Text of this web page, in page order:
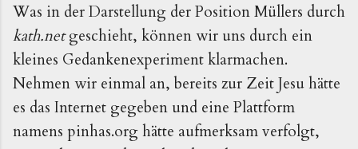
Was in der Darstellung der Position Müllers durch
kath.netgeschieht, können wir uns durch ein
kleines Gedankenexperiment klarmachen.
Nehmen wir einmal an, bereits zur Zeit Jesu hätte
es das Internet gegeben und eine Plattform
namens pinhas.org hätte aufmerksam verfolgt,